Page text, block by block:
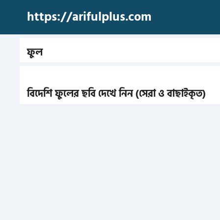
https://arifulplus.com
ফুল
বিদেশি ফুলের ছবি দেখে নিন (সেরা ও বাছাইকৃত)